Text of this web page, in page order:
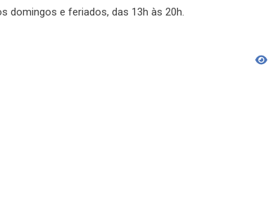
domingos e feriados, das 13h às 20h.